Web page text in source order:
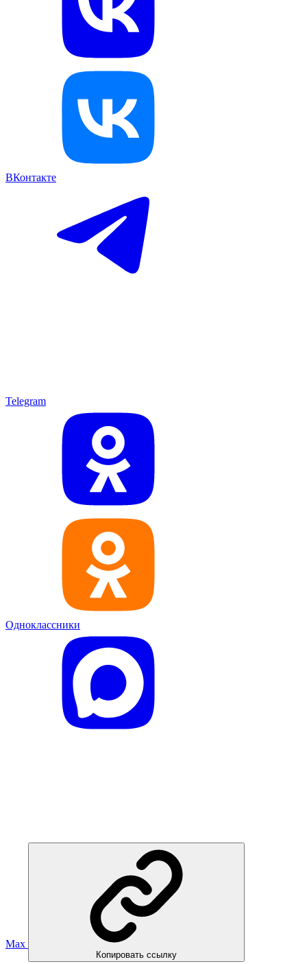
ВКонтакте
Telegram
Одноклассники
Max
Копировать ссылку